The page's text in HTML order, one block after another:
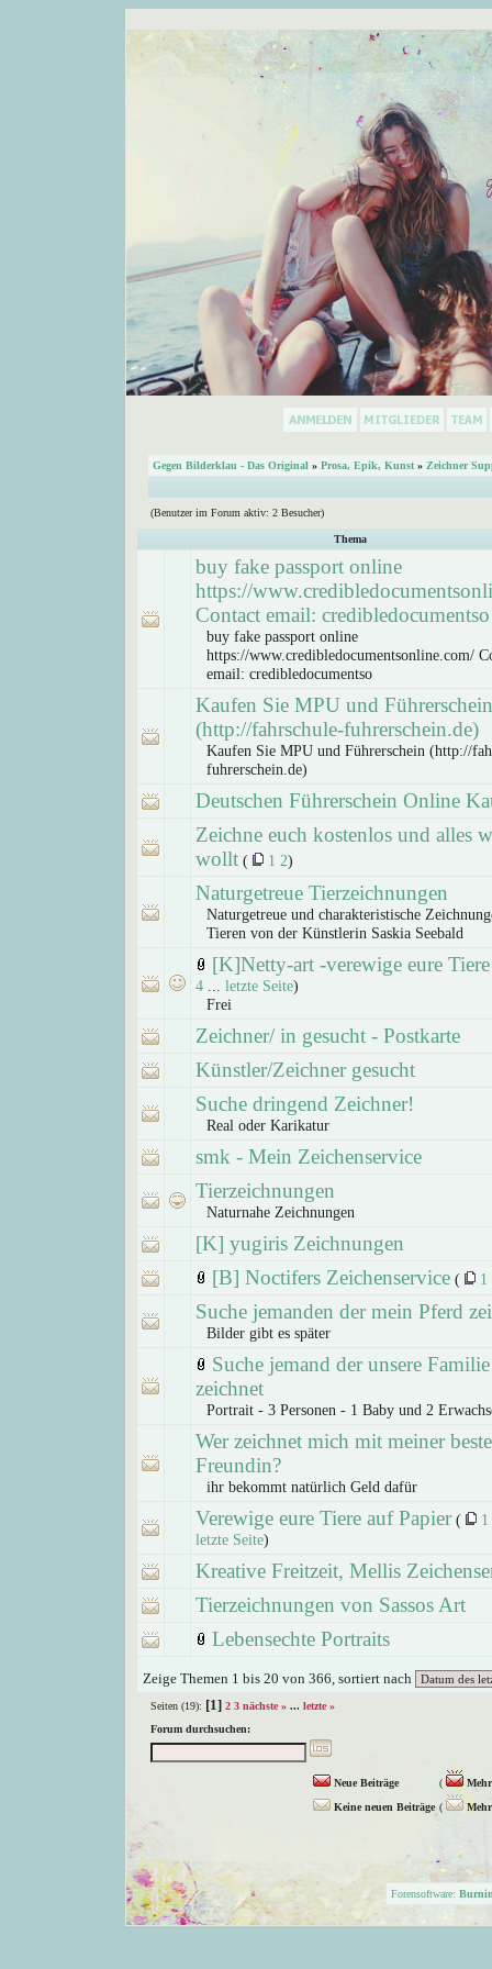
Gegen Bilderklau - Das Original » Prosa, Epik, Kunst » Zeichner
(Benutzer im Forum aktiv: 2 Besucher)
Thema
buy fake passport online
https://
Contact email: credibledocumentso
buy fake passport online
https://www.credibledocumentsonline.com/
email: credibledocumentso
Kaufen Sie MPU und Führerschein
(http://fahrschule-fuhrerschein.de)
Kaufen Sie MPU und Führerschein (http://
fuhrerschein.de)
Deutschen Führerschein Online
Zeichne euch kostenlos und alles
wollt( 1 2)
Naturgetreue Tierzeichnungen
Naturgetreue und charakteristische
Tieren von der Künstlerin Saskia Seebald
[K]Netty-art -verewige eure Tiere
4... letzte Seite)
Frei
Zeichner/ in gesucht - Postkarte
Künstler/Zeichner gesucht
Suche dringend Zeichner!
Real oder Karikatur
smk - Mein Zeichenservice
Tierzeichnungen
Naturnahe Zeichnungen
[K] yugiris Zeichnungen
[B] Noctifers Zeichenservice( 1
Suche jemanden der mein Pferd
Bilder gibt es später
Suche jemand der unsere Familie
zeichnet
Portrait - 3 Personen - 1 Baby und 2
Wer zeichnet mich mit meiner
Freundin?
ihr bekommt natürlich Geld dafür
Verewige eure Tiere auf Papier(
1
letzte Seite)
Kreative Freitzeit, Mellis
Tierzeichnungen von Sassos Art
Lebensechte Portraits
Zeige Themen 1 bis 20 von 366, sortiert nach
Seiten (19): [1] 2 3 nächste » ... letzte »
Forum durchsuchen:
Neue Beiträge (
Keine neuen Beiträge (
Forensoftware: